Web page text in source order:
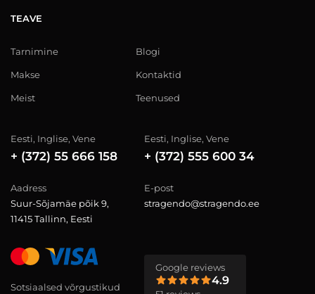
TEAVE
Tarnimine
Makse
Meist
Blogi
Kontaktid
Teenused
Eesti, Inglise, Vene
+ (372) 55 666 158
Eesti, Inglise, Vene
+ (372) 555 600 34
Aadress
Suur-Sõjamäe põik 9,
11415 Tallinn, Eesti
E-post
stragendo@stragendo.ee
Sotsiaalsed võrgustikud
Google reviews
4.9